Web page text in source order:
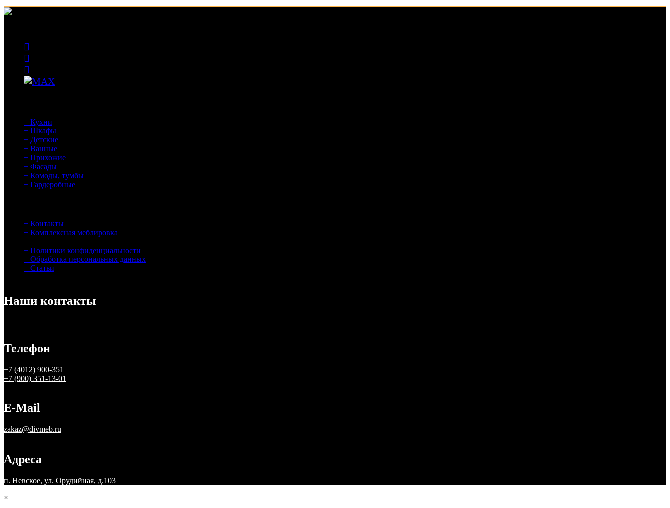
+ Кухни
+ Шкафы
+ Детские
+ Ванные
+ Прихожие
+ Фасады
+ Комоды, тумбы
+ Гардеробные
+ Контакты
+ Комплексная меблировка
+ Политики конфиденциальности
+ Обработка персональных данных
+ Статьи
Наши контакты
Телефон
+7 (4012) 900-351
+7 (900) 351-13-01
E-Mail
zakaz@divmeb.ru
Адреса
п. Невское, ул. Орудийная, д.103
×